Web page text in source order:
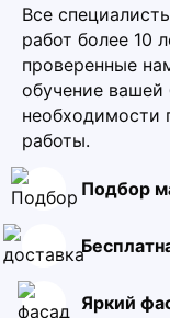
Все
работ более 10
проверенные
обучение вашей
необходимости
работы.
Подбор
Яркий